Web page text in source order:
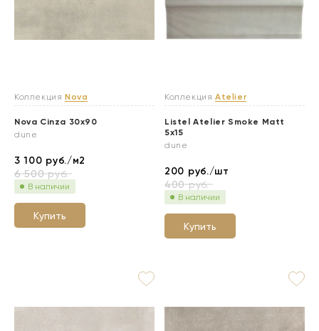
Коллекция Nova
Nova Cinza 30x90
dune
3 100 руб./м2
6 500руб.
В наличии
Купить
Коллекция Atelier
Listel Atelier Smoke Matt
5x15
dune
200 руб./шт
400руб.
В наличии
Купить